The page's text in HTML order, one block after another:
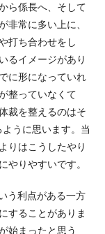
ら係長へ、そして
非常に多い上に、
打ち合わせをし
るイメージがあり
に形になっていれ
整っていなくて
裁を整えるのはそ
うに思います。当
りはこうしたやり
やりやすいです。
う利点がある一方
することがありま
始まったと思う